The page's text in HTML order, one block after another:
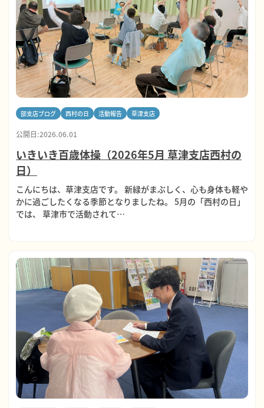
部支店ブログ 西村の日 活動報告 草津支店
公開日:2026.06.01
いきいき百歳体操（2026年5月 草津支店西村の
日）
こんにちは、草津支店です。 新緑がまぶしく、心も身体も軽や
かに過ごしたくなる季節となりましたね。 5月の「西村の日」
では、 草津市で活動されて…